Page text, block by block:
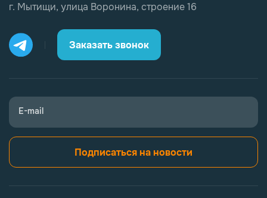
г. Мытищи, улица Воронина, строение 16
Заказать звонок
E-mail
Подписаться на новости